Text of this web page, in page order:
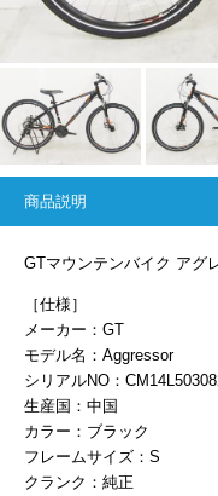
商品説明
GTマウンテンバイク アグ
［仕様］
メーカー：GT
モデル名：Aggressor
シリアルNO：
生産国：中国
カラー：ブラック
フレームサイズ：S
クランク：純正